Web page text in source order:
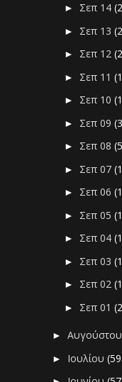
► Σεπ 14
► Σεπ 13
► Σεπ 12
► Σεπ 11
► Σεπ 10
► Σεπ 09
► Σεπ 08
► Σεπ 07
► Σεπ 06
► Σεπ 05
► Σεπ 04
► Σεπ 03
► Σεπ 02
► Σεπ 01
►
► Ιουλίου